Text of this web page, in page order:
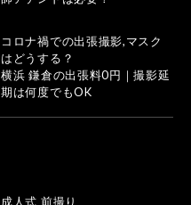
コロナ禍での出張撮影,マスク
はどうする？
横浜 鎌倉の出張料0円｜撮影延
期は何度でもOK
成人式 前撮り